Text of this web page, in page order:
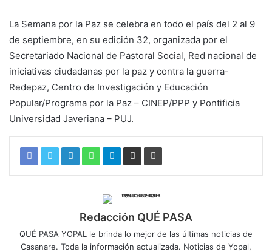
La Semana por la Paz se celebra en todo el país del 2 al 9
de septiembre, en su edición 32, organizada por el
Secretariado Nacional de Pastoral Social, Red nacional de
iniciativas ciudadanas por la paz y contra la guerra-
Redepaz, Centro de Investigación y Educación
Popular/Programa por la Paz – CINEP/PPP y Pontificia
Universidad Javeriana – PUJ.
Redacción QUÉ PASA
QUÉ PASA YOPAL le brinda lo mejor de las últimas noticias de
Casanare. Toda la información actualizada. Noticias de Yopal,